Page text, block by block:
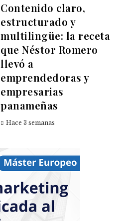
Contenido claro,
estructurado y
multilingüe: la receta
que Néstor Romero
llevó a
emprendedoras y
empresarias
panameñas
Hace 3 semanas